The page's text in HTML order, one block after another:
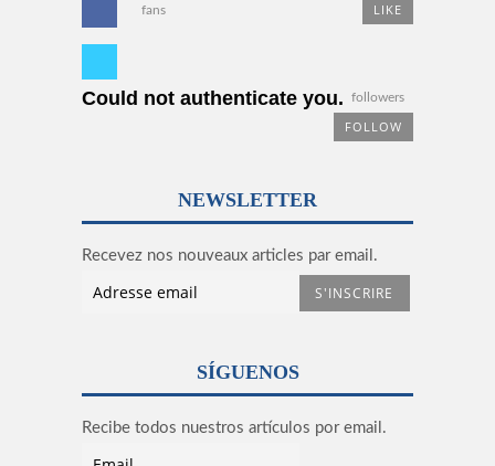
fans LIKE
Could not authenticate you. followers
FOLLOW
NEWSLETTER
Recevez nos nouveaux articles par email.
SÍGUENOS
Recibe todos nuestros artículos por email.